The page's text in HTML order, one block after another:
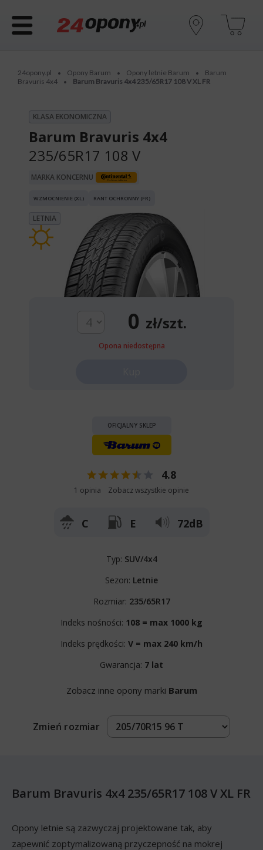
24opony.pl • Opony Barum • Opony letnie Barum •
Barum
Bravuris 4x4
• Barum Bravuris 4x4 235/65R17 108 V XL FR
KLASA EKONOMICZNA
Barum Bravuris 4x4
235/65R17 108 V
MARKA KONCERNU
WZMOCNIENIE (XL) RANT OCHRONNY (FR)
LETNIA
0 zł/szt.
Opona niedostępna
OFICJALNY SKLEP
4.8
1 opinia Zobacz wszystkie opinie
C E 72dB
Typ: SUV/4x4
Sezon: Letnie
Rozmiar: 235/65R17
Indeks nośności: 108 = max 1000 kg
Indeks prędkości: V = max 240 km/h
Gwarancja: 7 lat
Zobacz inne opony marki Barum
Zmień rozmiar
Barum Bravuris 4x4 235/65R17 108 V XL FR
Opony letnie są zazwyczaj projektowane tak, aby
zapewnić zoptymalizowaną przyczepność na mokrej